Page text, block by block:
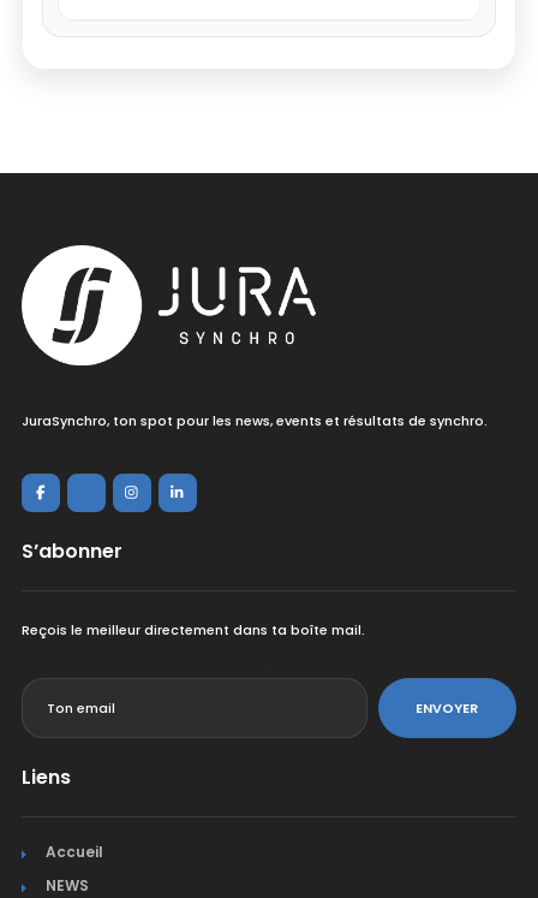
JuraSynchro, ton spot pour les news, events et résultats de synchro.
S’abonner
Reçois le meilleur directement dans ta boîte mail.
ENVOYER
Liens
Accueil
NEWS